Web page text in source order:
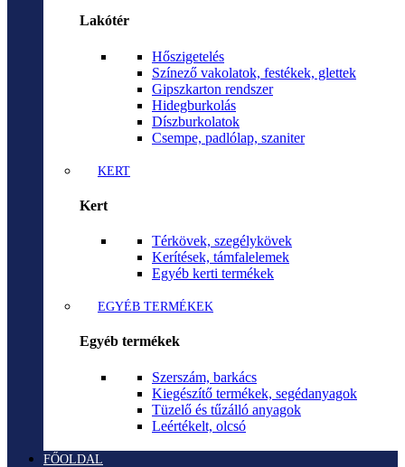
Lakótér
Hőszigetelés
Színező vakolatok, festékek, glettek
Gipszkarton rendszer
Hidegburkolás
Díszburkolatok
Csempe, padlólap, szaniter
KERT
Kert
Térkövek, szegélykövek
Kerítések, támfalelemek
Egyéb kerti termékek
EGYÉB TERMÉKEK
Egyéb termékek
Szerszám, barkács
Kiegészítő termékek, segédanyagok
Tüzelő és tűzálló anyagok
Leértékelt, olcsó
FŐOLDAL